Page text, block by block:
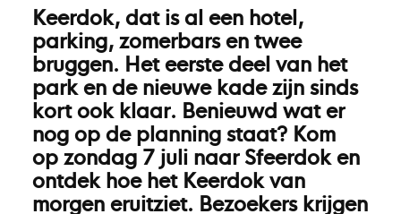
Keerdok, dat is al een hotel,
parking, zomerbars en twee
bruggen. Het eerste deel van het
park en de nieuwe kade zijn sinds
kort ook klaar. Benieuwd wat er
nog op de planning staat? Kom
op zondag 7 juli naar Sfeerdok en
ontdek hoe het Keerdok van
morgen eruitziet. Bezoekers krijgen